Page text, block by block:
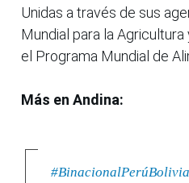
Unidas a través de sus
Mundial para la
el Programa Mundial de
Más en Andina:
#BinacionalPerúBolivia